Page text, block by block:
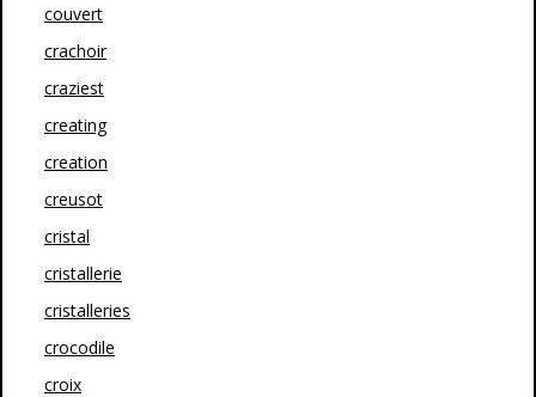
couvert
crachoir
craziest
creating
creation
creusot
cristal
cristallerie
cristalleries
crocodile
croix